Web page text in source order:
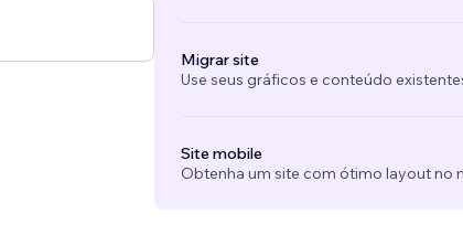
Migrar site
Use seus gráficos e conteúdo
Site mobile
Obtenha um site com ótimo layout no